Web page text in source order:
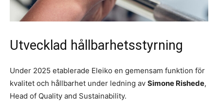
Utvecklad hållbarhetsstyrning
Under 2025 etablerade Eleiko en gemensam funktion för
kvalitet och hållbarhet under ledning av Simone Rishede,
Head of Quality and Sustainability.